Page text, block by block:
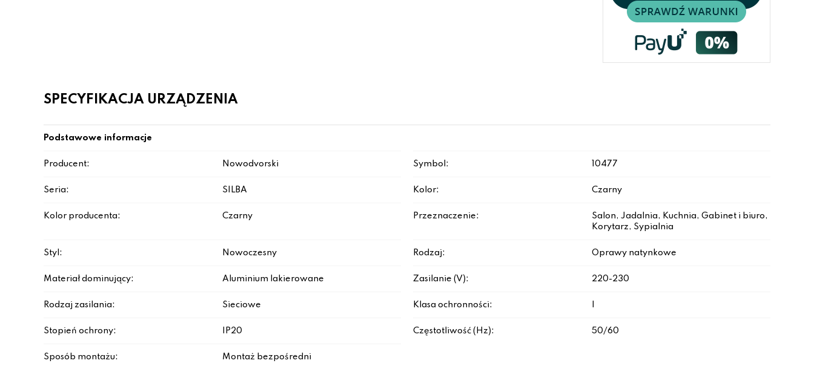
SPECYFIKACJA URZĄDZENIA
Podstawowe informacje
Producent: Nowodvorski Symbol: 10477
Seria: SILBA Kolor: Czarny
Kolor producenta: Czarny Przeznaczenie:
Salon, Jadalnia, Kuchnia, Gabinet i biuro,
Korytarz, Sypialnia
Styl: Nowoczesny Rodzaj: Oprawy natynkowe
Materiał dominujący: Aluminium lakierowane Zasilanie (V): 220-230
Rodzaj zasilania: Sieciowe Klasa ochronności:
Stopień ochrony: IP20 Częstotliwość (Hz): 50/60
Sposób montażu: Montaż bezpośredni